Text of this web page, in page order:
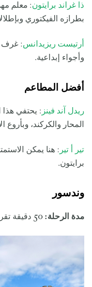
ذا غراند برايتون: معلم
بطرازه الفيكتوري
أرتيست ريزيدانس: غرف
وأجواء إبداعية.
أفضل المطاعم
ريدل آند فينز : يحتفي هذا
المحار والكركند، وبأروع
تير أ تير : هنا يمكن
برايتون.
وندسور
مدة الرحلة: